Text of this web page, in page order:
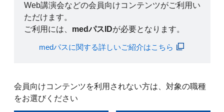
Web講演会などの会員向けコンテンツがご利用い
ただけます。
ご利用には、 medパスIDが必要となります。
medパスに関する詳しいご紹介はこちら
会員向けコンテンツを利用されない方は、対象の職種
をお選びください